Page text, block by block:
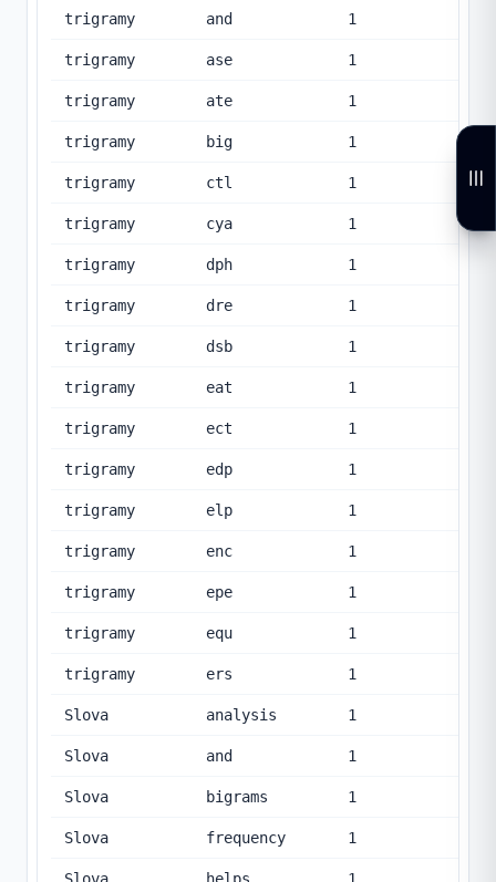
trigramy and 1
trigramy ase 1
trigramy ate 1
trigramy big 1
trigramy ctl 1
trigramy cya 1
trigramy dph 1
trigramy dre 1
trigramy dsb 1
trigramy eat 1
trigramy ect 1
trigramy edp 1
trigramy elp 1
trigramy enc 1
trigramy epe 1
trigramy equ 1
trigramy ers 1
Slova analysis 1
Slova and 1
Slova bigrams 1
Slova frequency 1